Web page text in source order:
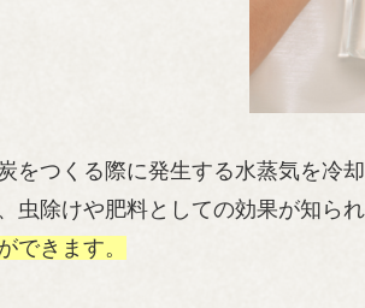
をつくる際に発生する水蒸気を冷
虫除けや肥料としての効果が知ら
できます。